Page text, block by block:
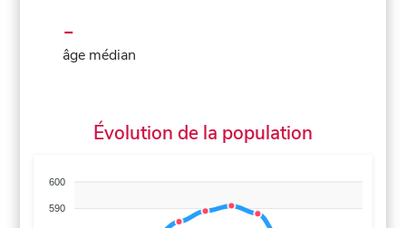
-
âge médian
Évolution de la population
600
590